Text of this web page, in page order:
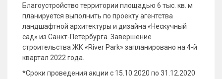
Благоустройство территории площадью 6 тыс. кв. м
планируется выполнить по проекту агентства
ландшафтной архитектуры и дизайна «Нескучный
сад» из Санкт-Петербурга. Завершение
строительства ЖК «River Park» запланировано на 4-й
квартал 2022 года.
*Сроки проведения акции с 15.10.2020 по 31.12.2020